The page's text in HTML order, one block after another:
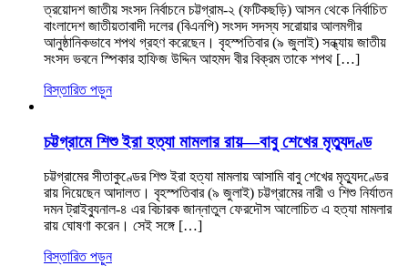
ত্রয়োদশ জাতীয় সংসদ নির্বাচনে চট্টগ্রাম-২ (ফটিকছড়ি) আসন থেকে নির্বাচিত
বাংলাদেশ জাতীয়তাবাদী দলের (বিএনপি) সংসদ সদস্য সরোয়ার আলমগীর
আনুষ্ঠানিকভাবে শপথ গ্রহণ করেছেন। বৃহস্পতিবার (৯ জুলাই) সন্ধ্যায় জাতীয়
সংসদ ভবনে স্পিকার হাফিজ উদ্দিন আহমদ বীর বিক্রম তাকে শপথ […]
বিস্তারিত পড়ুন
চট্টগ্রামে শিশু ইরা হত্যা মামলার রায়—বাবু শেখের মৃত্যুদণ্ড
চট্টগ্রামের সীতাকুণ্ডের শিশু ইরা হত্যা মামলায় আসামি বাবু শেখের মৃত্যুদণ্ডের
রায় দিয়েছেন আদালত। বৃহস্পতিবার (৯ জুলাই) চট্টগ্রামের নারী ও শিশু নির্যাতন
দমন ট্রাইব্যুনাল-৪ এর বিচারক জান্নাতুল ফেরদৌস আলোচিত এ হত্যা মামলার
রায় ঘোষণা করেন। সেই সঙ্গে […]
বিস্তারিত পড়ুন